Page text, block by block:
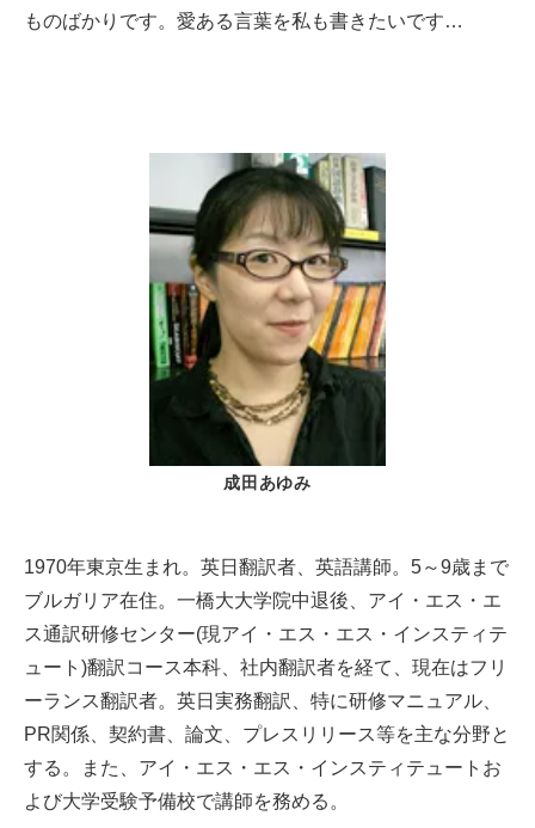
ものばかりです。愛ある言葉を私も書きたいです…
成田あゆみ
1970年東京生まれ。英日翻訳者、英語講師。5～9歳まで
ブルガリア在住。一橋大大学院中退後、アイ・エス・エ
ス通訳研修センター(現アイ・エス・エス・インスティテ
ュート)翻訳コース本科、社内翻訳者を経て、現在はフリ
ーランス翻訳者。英日実務翻訳、特に研修マニュアル、
PR関係、契約書、論文、プレスリリース等を主な分野と
する。また、アイ・エス・エス・インスティテュートお
よび大学受験予備校で講師を務める。